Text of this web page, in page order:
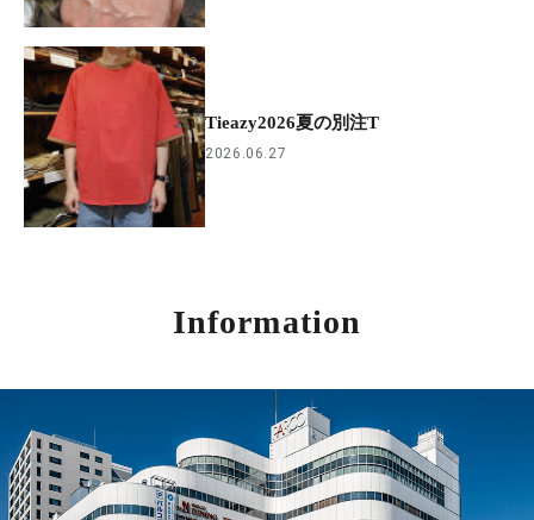
Tieazy2026夏の別注T
2026.06.27
Information